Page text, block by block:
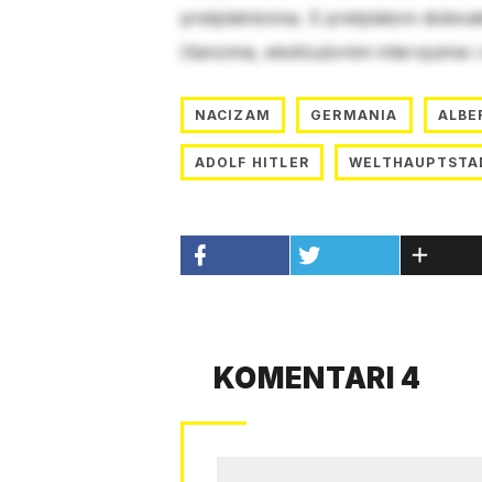
pretplatnicima. S pretplatom
člancima, ekskluzivnim intervjuima
NACIZAM GERMANIA
ADOLF HITLER
KOMENTARI 4